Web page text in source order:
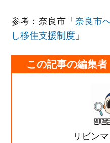
参考：奈良市「奈良市
し移住支援制度 」
この記事の編集者
リビン